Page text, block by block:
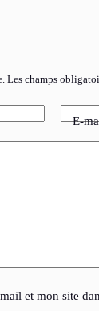
Les champs
E-
et mon site